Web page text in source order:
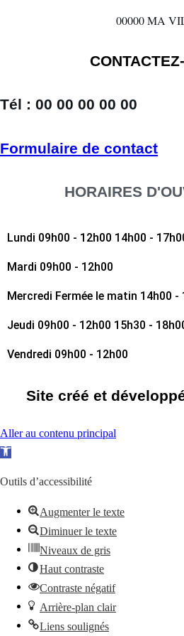
00000 MA
Tél : 00 00 00 00 00
Formulaire de contact
HORAIRES
Lundi 09h00 - 12h00 14h00 -
Mardi 09h00 - 12h00
Mercredi Fermée le matin 14h00 -
Jeudi 09h00 - 12h00 15h30 -
Vendredi 09h00 - 12h00
Site créé et
Aller au contenu principal
O
v
Outils d’accessibilité
Augmenter le texte
Diminuer le texte
Niveaux de gris
Haut contraste
Contraste négatif
Arrière-plan clair
Liens soulignés